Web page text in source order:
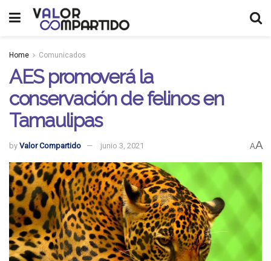
Home Comunicados
AES promoverá la
conservación de felinos en
Tamaulipas
by Valor Compartido junio 3, 2021 AA